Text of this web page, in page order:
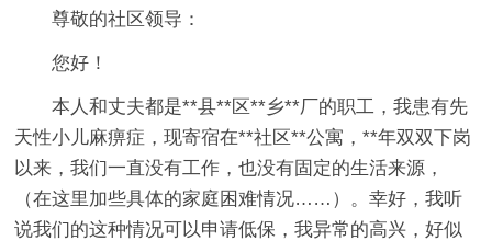
尊敬的社区领导：
您好！
本人和丈夫都是**县**区**乡**厂的职工，我患有先
天性小儿麻痹症，现寄宿在**社区**公寓，**年双双下岗
以来，我们一直没有工作，也没有固定的生活来源，
（在这里加些具体的家庭困难情况……）。幸好，我听
说我们的这种情况可以申请低保，我异常的高兴，好似